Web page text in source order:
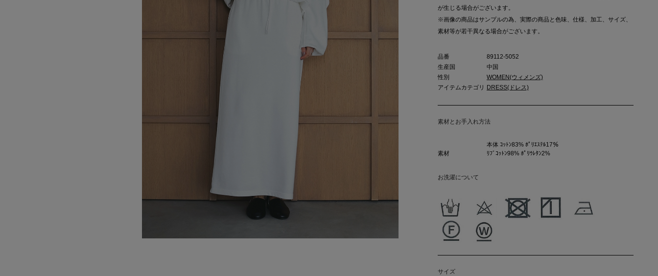
が生じる場合がございます。
※画像の商品はサンプルの為、実際の商品と色味、仕様、加工、サイズ、
素材等が若干異なる場合がございます。
品番
89112-5052
生産国
中国
性別
WOMEN(ウィメンズ)
アイテムカテゴリ
DRESS(ドレス)
素材とお手入れ方法
素材
本体 ｺｯﾄﾝ83% ﾎﾟﾘｴｽﾃﾙ17％
ﾘﾌﾞｺｯﾄﾝ98% ﾎﾟﾘｳﾚﾀﾝ2%
お洗濯について
サイズ